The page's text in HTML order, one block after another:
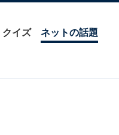
クイズ ネットの話題